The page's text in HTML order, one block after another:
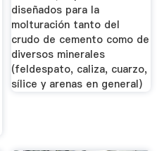
diseñados para la
molturación tanto del
crudo de cemento como de
diversos minerales
(feldespato, caliza, cuarzo,
sílice y arenas en general)